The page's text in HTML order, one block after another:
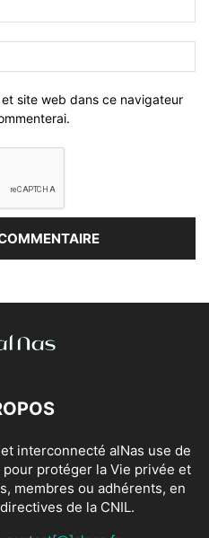
site web dans ce navigateur
interconnecté alNas use de
protéger la Vie privée et
membres ou adhérents, en
de la CNIL.